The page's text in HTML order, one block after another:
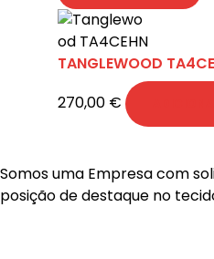
TANGLEWOOD
270,00 €
Somos uma Empresa com
posição de destaque no